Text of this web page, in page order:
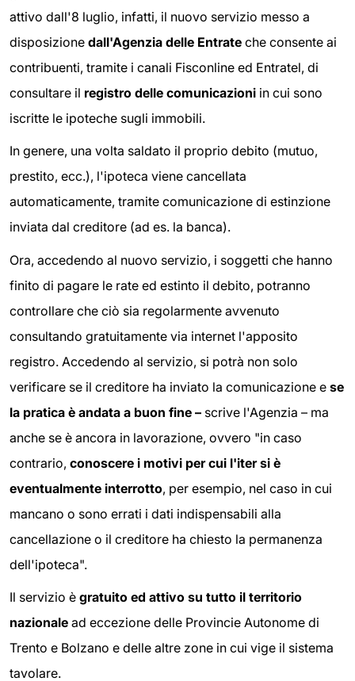
attivo dall'8 luglio, infatti, il nuovo servizio messo a
disposizione dall'Agenzia delle Entrate che consente ai
contribuenti, tramite i canali Fisconline ed Entratel, di
consultare il registro delle comunicazioni in cui sono
iscritte le ipoteche sugli immobili.
In genere, una volta saldato il proprio debito (mutuo,
prestito, ecc.), l'ipoteca viene cancellata
automaticamente, tramite comunicazione di estinzione
inviata dal creditore (ad es. la banca).
Ora, accedendo al nuovo servizio, i soggetti che hanno
finito di pagare le rate ed estinto il debito, potranno
controllare che ciò sia regolarmente avvenuto
consultando gratuitamente via internet l'apposito
registro. Accedendo al servizio, si potrà non solo
verificare se il creditore ha inviato la comunicazione e se
la pratica è andata a buon fine – scrive l'Agenzia – ma
anche se è ancora in lavorazione, ovvero "in caso
contrario, conoscere i motivi per cui l'iter si è
eventualmente interrotto, per esempio, nel caso in cui
mancano o sono errati i dati indispensabili alla
cancellazione o il creditore ha chiesto la permanenza
dell'ipoteca".
Il servizio è gratuito ed attivo su tutto il territorio
nazionale ad eccezione delle Provincie Autonome di
Trento e Bolzano e delle altre zone in cui vige il sistema
tavolare.